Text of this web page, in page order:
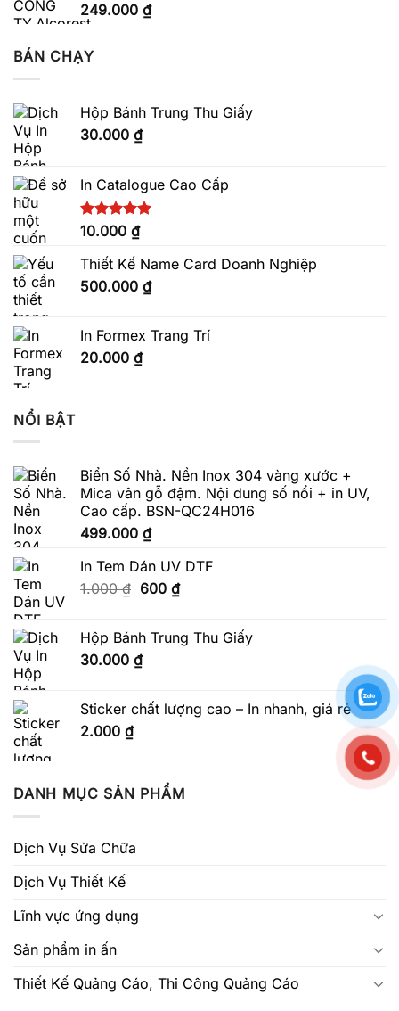
249.000 ₫
BÁN CHẠY
Hộp Bánh Trung Thu Giấy
30.000 ₫
In Catalogue Cao Cấp
Được xếp
5.00
5 sao
10.000 ₫
Thiết Kế Name Card Doanh Nghiệp
500.000 ₫
In Formex Trang Trí
20.000 ₫
NỔI BẬT
Biển Số Nhà. Nền Inox 304 vàng xước +
Mica vân gỗ đậm. Nội dung số nổi + in UV,
Cao cấp. BSN-QC24H016
499.000 ₫
In Tem Dán UV DTF
1.000₫ Giá
1.000 ₫.
600 ₫Giá
là:
Hộp Bánh Trung Thu Giấy
30.000 ₫
Sticker chất lượng cao – In nhanh, giá rẻ
2.000 ₫
DANH MỤC SẢN PHẨM
Dịch Vụ Sửa Chữa
Dịch Vụ Thiết Kế
Lĩnh vực ứng dụng
Sản phẩm in ấn
Thiết Kế Quảng Cáo, Thi Công Quảng Cáo